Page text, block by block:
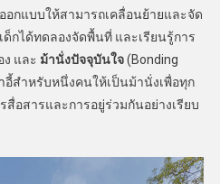
อกแบบให้สามารถเคลื่อนย้ายและจัด
ด็กได้ทดลองจัดพื้นที่ และเรียนรู้การ
และ ม้านั่งปัจจุบันใจ(Bonding
อี้สำหรับหนึ่งคนให้เป็นม้านั่งเพื่อทุก
อสารและการอยู่ร่วมกันอย่างเรียบ